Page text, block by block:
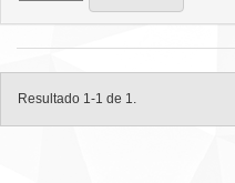
Resultado 1-1 de 1.